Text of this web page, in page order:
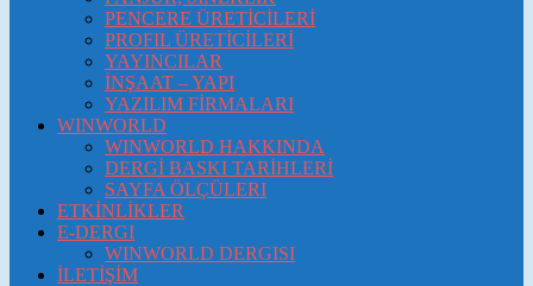
PENCERE ÜRETİCİLERİ
PROFIL ÜRETİCİLERİ
YAYINCILAR
İNŞAAT – YAPI
YAZILIM FİRMALARI
WINWORLD
WINWORLD HAKKINDA
DERGİ BASKI TARİHLERİ
SAYFA ÖLÇÜLERI
ETKİNLİKLER
E-DERGI
WINWORLD DERGISI
İLETİŞİM